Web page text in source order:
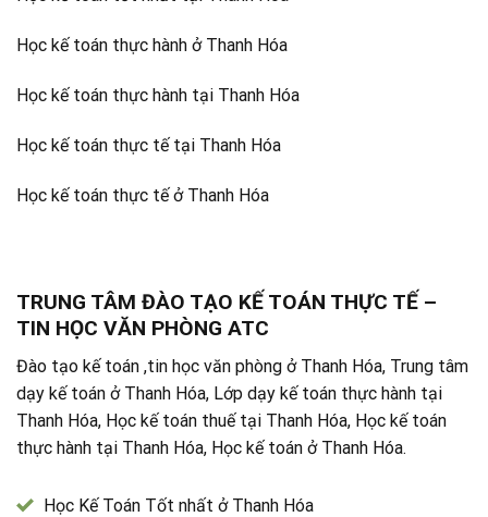
Học kế toán thực hành ở Thanh Hóa
Học kế toán thực hành tại Thanh Hóa
Học kế toán thực tế tại Thanh Hóa
Học kế toán thực tế ở Thanh Hóa
TRUNG TÂM ĐÀO TẠO KẾ TOÁN THỰC TẾ –
TIN HỌC VĂN PHÒNG ATC
Đào tạo kế toán ,tin học văn phòng ở Thanh Hóa, Trung tâm
dạy kế toán ở Thanh Hóa, Lớp dạy kế toán thực hành tại
Thanh Hóa, Học kế toán thuế tại Thanh Hóa, Học kế toán
thực hành tại Thanh Hóa, Học kế toán ở Thanh Hóa.
Học Kế Toán Tốt nhất ở Thanh Hóa